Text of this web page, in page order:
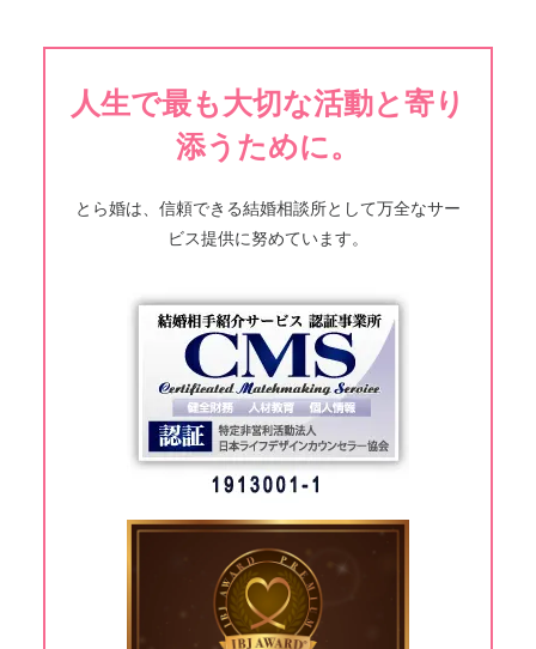
人生で最も大切な活動と寄り
添うために。
とら婚は、信頼できる結婚相談所として万全なサー
ビス提供に努めています。